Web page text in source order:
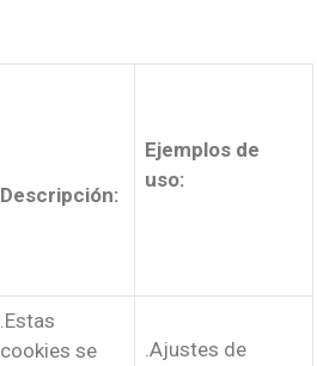
Descripción:
Ejemplos de
uso:
.Estas
cookies se
.Ajustes de